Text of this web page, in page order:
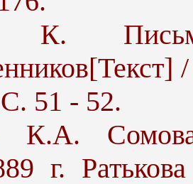
К.
51 - 52.
К.А.
г.